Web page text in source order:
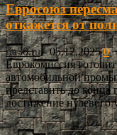
Евросоюз
откажется от
ria30.ru - 05.12.2025 0
Еврокомиссия
автомобильной
представить до конца
достижение нулевого